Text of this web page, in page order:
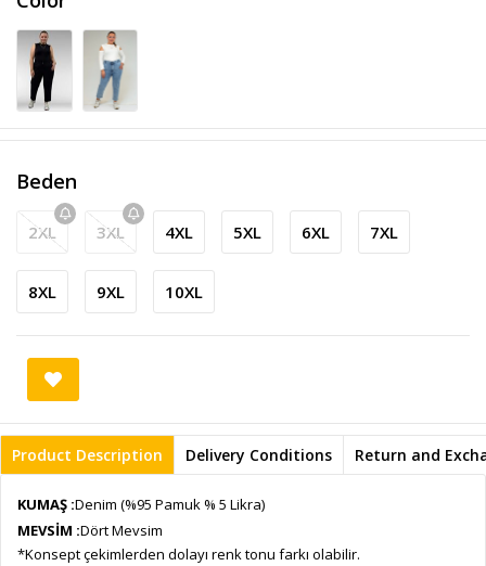
Beden
2XL 3XL 4XL 5XL 6XL 7XL
8XL 9XL 10XL
Product Description Delivery Conditions Return and
KUMAŞ :Denim (%95 Pamuk % 5 Likra)
MEVSİM :Dört Mevsim
*Konsept çekimlerden dolayı renk tonu farkı olabilir.